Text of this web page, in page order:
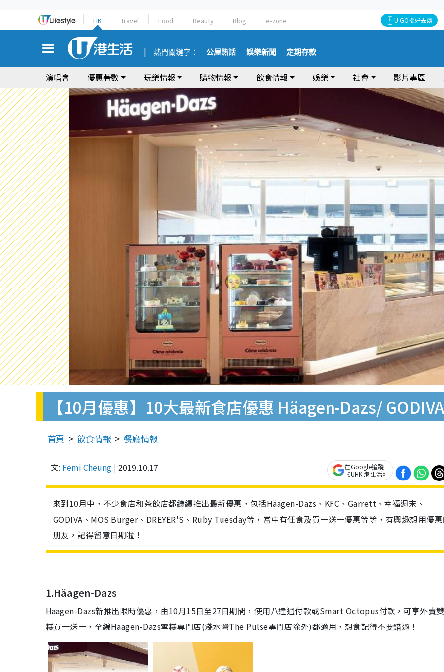
HK Travel Food Beauty Blog e-zone U GO搵好去處
熱門關鍵字： 公屋熱話 娛樂新聞 定期存款
演唱會 優惠著數 玩樂情報 購物情報 飲食情報 娛樂 社會 影片專區
【10月優惠】10大最新食店優惠 Häagen-Dazs/
首頁 飲食情報 餐廳情報
文: Femi Cheung 2019.10.17
在Google追蹤
《UHK 港生活》
來到10月中，不少食店和茶飲店都繼續推出最新優惠，包括Häagen-Dazs、KFC、Garrett、幸福週末、
GODIVA、MOS Burger、DREYER'S、Ruby Tuesday等，當中有任食及買一送一優惠等等，有興趣想用優
朋友，記得留意日期啦！
1.Häagen-Dazs
Häagen-Dazs新推出限時優惠，由10月15日至27日期間， 使用八達通付款或Smart Octopus付款 ，可享外賣
糕買一送一，全線Häagen-Dazs雪糕專門店(淺水灣The Pulse專門店除外)都適用，想食記得不要錯過！